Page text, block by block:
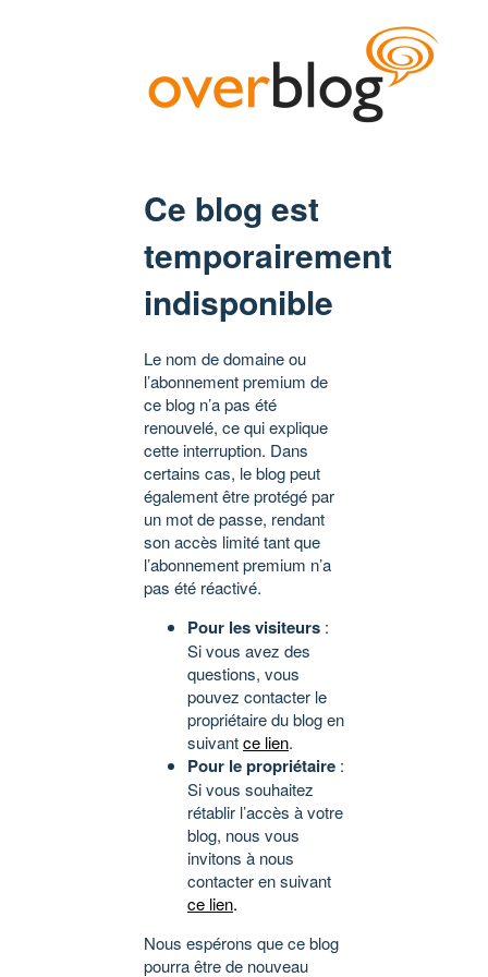
Ce blog est
temporairement
indisponible
Le nom de domaine ou
l’abonnement premium de
ce blog n’a pas été
renouvelé, ce qui explique
cette interruption. Dans
certains cas, le blog peut
également être protégé par
un mot de passe, rendant
son accès limité tant que
l’abonnement premium n’a
pas été réactivé.
Pour les visiteurs :
Si vous avez des
questions, vous
pouvez contacter le
propriétaire du blog en
suivantce lien.
Pour le propriétaire :
Si vous souhaitez
rétablir l’accès à votre
blog, nous vous
invitons à nous
contacter en suivant
ce lien.
Nous espérons que ce blog
pourra être de nouveau